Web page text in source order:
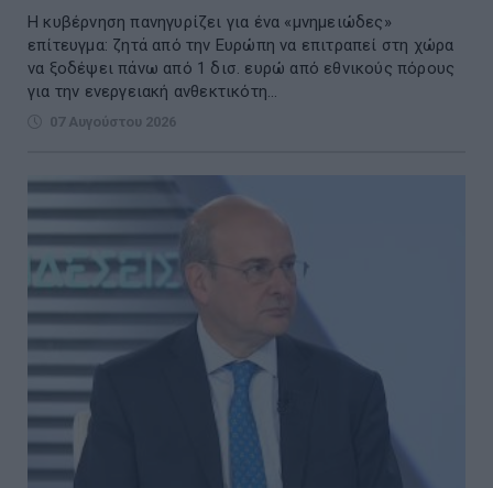
Η κυβέρνηση πανηγυρίζει για ένα «μνημειώδες»
επίτευγμα: ζητά από την Ευρώπη να επιτραπεί στη χώρα
να ξοδέψει πάνω από 1 δισ. ευρώ από εθνικούς πόρους
για την ενεργειακή ανθεκτικότη...
07 Αυγούστου 2026